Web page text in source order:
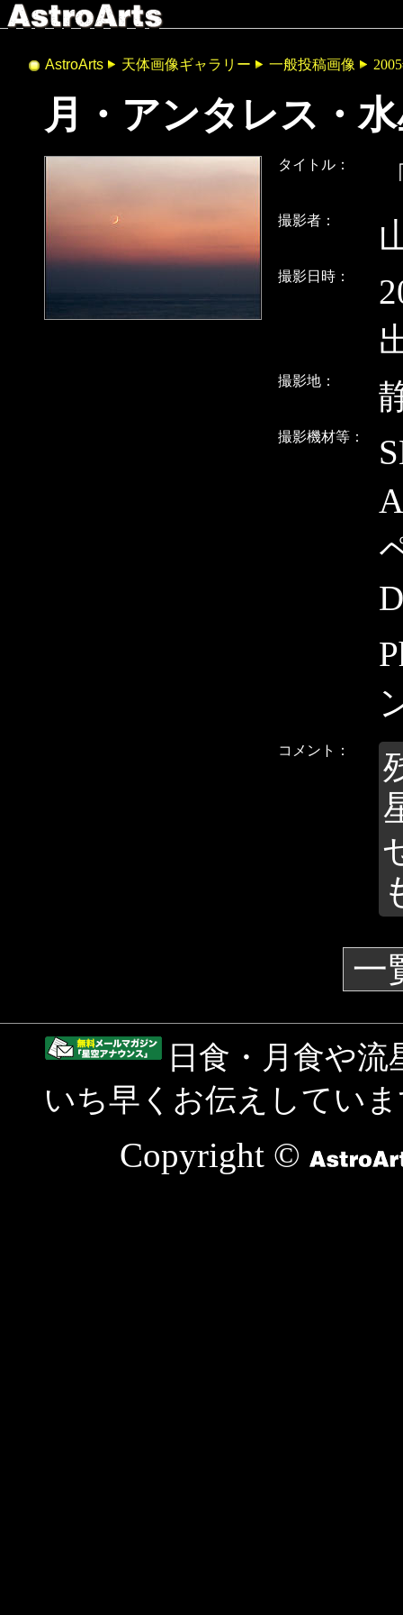
AstroArts 天体画像ギャラリー 一般投稿画像
月・アンタレス・
タイトル：
撮影者：
撮影日時：
撮影地：
撮影機材等：
コメント：
一
日食・月食や
いち早くお伝えしてい
Copyright ©